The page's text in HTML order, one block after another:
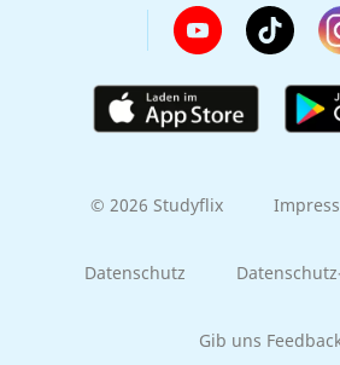
© 2026 Studyflix
Datenschutz
Gib uns